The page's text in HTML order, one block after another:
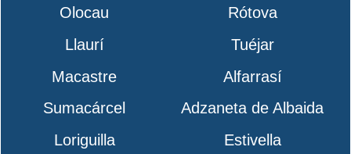
Olocau
Rótova
Llaurí
Tuéjar
Macastre
Alfarrasí
Sumacárcel
Adzaneta de Albaida
Loriguilla
Estivella